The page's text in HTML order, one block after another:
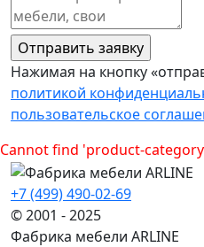
Нажимая на кнопку
политикой
пользовательское
Cannot find 'product-
+7 (499) 490-02-69
© 2001 - 2025
Фабрика мебели ARLINE